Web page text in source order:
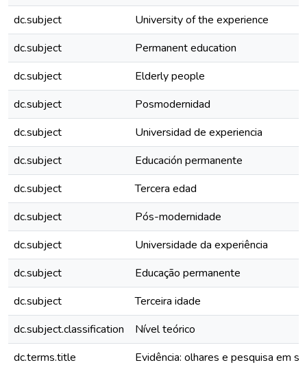
dc.subject
University of the experience
dc.subject
Permanent education
dc.subject
Elderly people
dc.subject
Posmodernidad
dc.subject
Universidad de experiencia
dc.subject
Educación permanente
dc.subject
Tercera edad
dc.subject
Pós-modernidade
dc.subject
Universidade da experiência
dc.subject
Educação permanente
dc.subject
Terceira idade
dc.subject.classification
Nível teórico
dc.terms.title
Evidência: olhares e pesquisa em